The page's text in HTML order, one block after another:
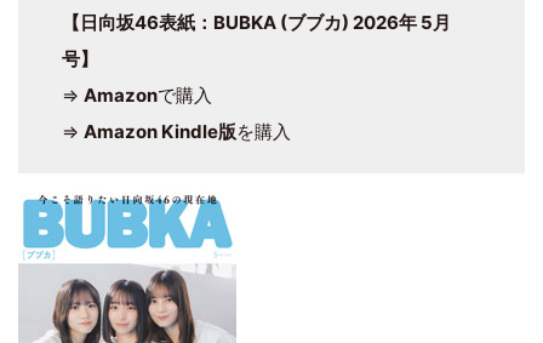
【日向坂46表紙：BUBKA (ブブカ) 2026年 5月
号】
⇒ Amazonで購入
⇒ Amazon Kindle版を購入